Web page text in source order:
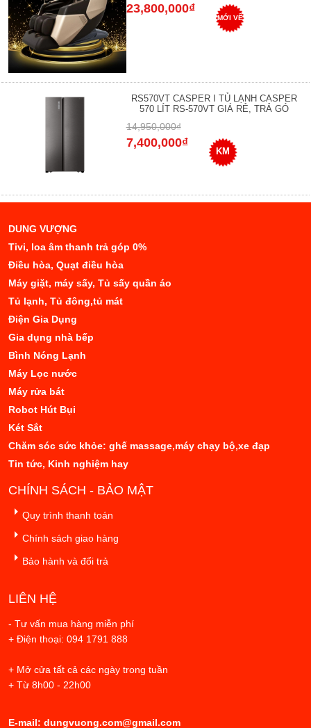
23,800,000₫
MỚI VỀ
RS570VT CASPER I TỦ LẠNH CASPER
570 LÍT RS-570VT GIÁ RẺ, TRẢ GÓ
14,950,000₫
7,400,000₫
KM
DUNG VƯỢNG
Tivi, loa âm thanh trả góp 0%
Điều hòa, Quạt điều hòa
Máy giặt, máy sấy, Tủ sấy quần áo
Tủ lạnh, Tủ đông,tủ mát
Điện Gia Dụng
Gia dụng nhà bếp
Bình Nóng Lạnh
Máy Lọc nước
Máy rửa bát
Robot Hút Bụi
Két Sắt
Chăm sóc sức khỏe: ghế massage,máy chạy bộ,xe đạp
Tin tức, Kinh nghiệm hay
CHÍNH SÁCH - BẢO MẬT
Quy trình thanh toán
Chính sách giao hàng
Bảo hành và đổi trả
LIÊN HỆ
- Tư vấn mua hàng miễn phí
+ Điện thoại: 094 1791 888
+ Mở cửa tất cả các ngày trong tuần
+ Từ 8h00 - 22h00
E-mail: dungvuong.com@gmail.com